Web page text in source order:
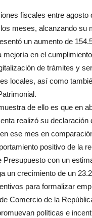
fiscales entre agosto
meses, alcanzando su
un aumento de
en el
de trámites y
locales, así como
de ello es que en
realizó su
ese mes en
positivo de la
con un
un crecimiento de un
para formalizar
Comercio de la
políticas e